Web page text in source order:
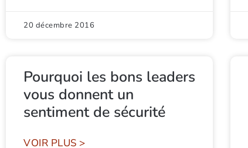
20 décembre 2016
Pourquoi les bons leaders
vous donnent un
sentiment de sécurité
VOIR PLUS >